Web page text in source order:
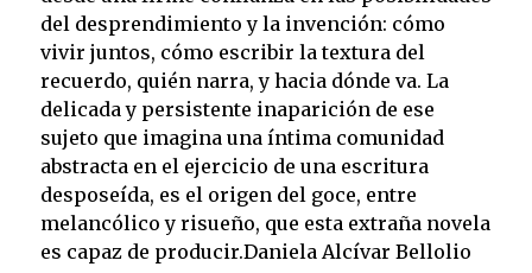
del desprendimiento y la invención: cómo
vivir juntos, cómo escribir la textura del
recuerdo, quién narra, y hacia dónde va. La
delicada y persistente inaparición de ese
sujeto que imagina una íntima comunidad
abstracta en el ejercicio de una escritura
desposeída, es el origen del goce, entre
melancólico y risueño, que esta extraña novela
es capaz de producir.Daniela Alcívar Bellolio